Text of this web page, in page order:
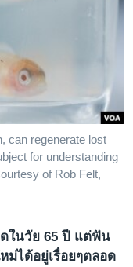
can regenerate lost
for understanding
of Rob Felt,
ในวัย 65 ปี แต่ฟัน
ม่ได้อยู่เรื่อยๆตลอด